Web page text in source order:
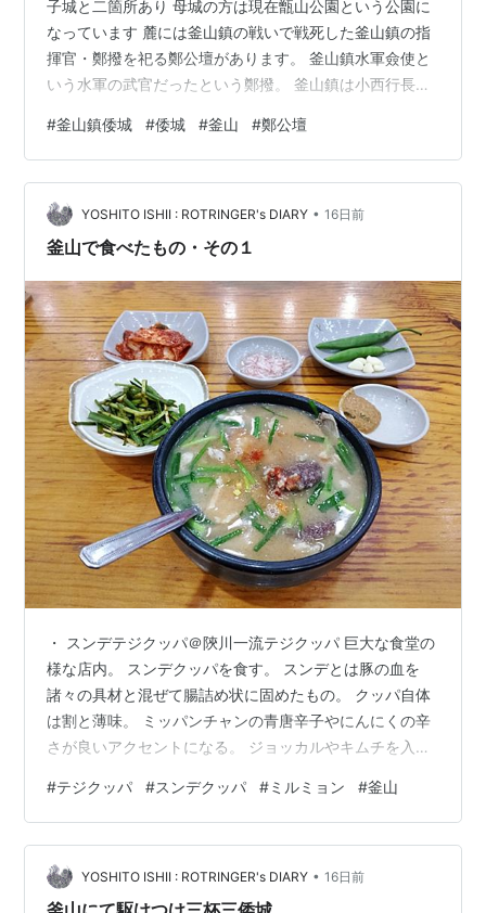
子城と二箇所あり 母城の方は現在甑山公園という公園に
なっています 麓には釜山鎮の戦いで戦死した釜山鎮の指
揮官・鄭撥を祀る鄭公壇があります。 釜山鎮水軍僉使と
いう水軍の武官だったという鄭撥。 釜山鎮は小西行長・
てしまったとか。 女性も巻き添えを喰って多く亡くなっ
たらしく、 傍らに烈女◯◯と書かれた石碑もある。 鄭
公壇を辞して脇の坂道を登ってゆくと見えてくるケーブ
ルカー。 これを3つ乗り継いで甑山公園の頂上へ 途中に
あるこの石垣が釜山鎮倭城の遺構。 石垣は他にもあるよ
#釜山鎮倭城 #倭城 #釜山 #鄭公壇
YOSHITO ISHII : ROTRINGER's DIARY • 16日前
釜山で食べたもの・その１
・ スンデテジクッパ＠陝川一流テジクッパ 巨大な食堂の
様な店内。 スンデクッパを食す。 スンデとは豚の血を
諸々の具材と混ぜて腸詰め状に固めたもの。 クッパ自体
は割と薄味。 ミッパンチャンの青唐辛子やにんにくの辛
さが良いアクセントになる。 ジョッカルやキムチを入れ
海雲台 釜山の麺といえばミルミョンらしい 冷麺というよ
り冷やし中華に近い食感 ご馳走様でしたー ヤカンに麦茶
かと思ったらスープであった
#テジクッパ #スンデクッパ #ミルミョン #釜山
YOSHITO ISHII : ROTRINGER's DIARY • 16日前